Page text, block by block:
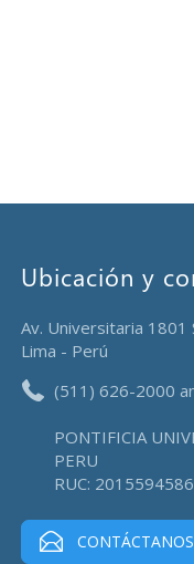
Ubicación y
Av. Universitaria 1801
Lima - Perú
(511) 626-2000
PONTIFICIA
PERU
RUC:
CONTÁCTANOS